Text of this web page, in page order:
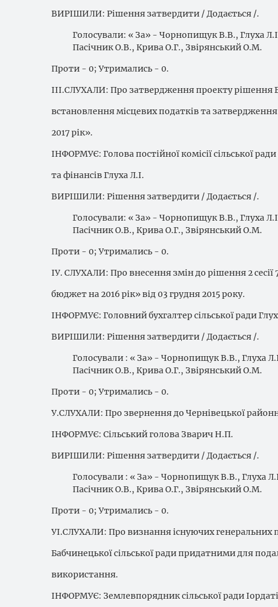
ВИРІШИЛИ: Рішення затвердити / Додається /.
Голосували: « За» - Чорнопищук В.В., Глуха
Пасічник О.В., Крива О.Г., Звірянський О.М.
Проти - 0; Утримались - 0.
ІІІ.СЛУХАЛИ: Про затвердження проекту рішення
встановлення місцевих податків та
2017 рік».
ІНФОРМУЄ: Голова постійної комісії сільської
та фінансів Глуха Л.І.
ВИРІШИЛИ: Рішення затвердити / Додається /.
Голосували: « За» - Чорнопищук В.В., Глуха
Пасічник О.В., Крива О.Г., Звірянський О.М.
Проти - 0; Утримались - 0.
ІУ. СЛУХАЛИ: Про внесення змін до рішення 2 сесії
бюджет на 2016 рік» від 03 грудня 2015 року.
ІНФОРМУЄ: Головний бухгалтер сільської ради
ВИРІШИЛИ: Рішення затвердити / Додається /.
Голосували : « За» - Чорнопищук В.В., Глуха
Пасічник О.В., Крива О.Г., Звірянський О.М.
Проти - 0; Утримались - 0.
У.СЛУХАЛИ: Про звернення до Чернівецької
ІНФОРМУЄ: Сільський голова Зварич Н.П.
ВИРІШИЛИ: Рішення затвердити / Додається /.
Голосували : « За» - Чорнопищук В.В., Глуха
Пасічник О.В., Крива О.Г., Звірянський О.М.
Проти - 0; Утримались - 0.
УІ.СЛУХАЛИ: Про визнання існуючих генеральних
Бабчинецької сільської ради придатними для
використання.
ІНФОРМУЄ: Землевпорядник сільської ради